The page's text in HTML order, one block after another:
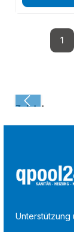
1
Zuletzt
Unterstützung